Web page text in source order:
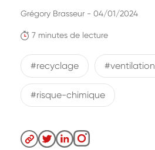
7 minutes de lecture
Grégory Brasseur - 04/01/2024
#recyclage #ventilation
#risque-chimique